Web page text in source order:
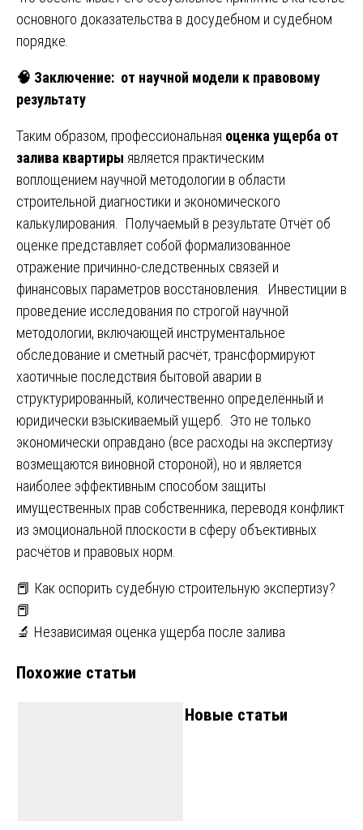
основного доказательства в досудебном и судебном
порядке.
🧠 Заключение: от научной модели к правовому
результату
Таким образом, профессиональная оценка ущерба от
залива квартиры является практическим
воплощением научной методологии в области
строительной диагностики и экономического
калькулирования. Получаемый в результате Отчёт об
оценке представляет собой формализованное
отражение причинно-следственных связей и
финансовых параметров восстановления. Инвестиции в
проведение исследования по строгой научной
методологии, включающей инструментальное
обследование и сметный расчёт, трансформируют
хаотичные последствия бытовой аварии в
структурированный, количественно определённый и
юридически взыскиваемый ущерб. Это не только
экономически оправдано (все расходы на экспертизу
возмещаются виновной стороной), но и является
наиболее эффективным способом защиты
имущественных прав собственника, переводя конфликт
из эмоциональной плоскости в сферу объективных
расчётов и правовых норм.
Навигация
по
📕 Как оспорить судебную строительную экспертизу?
📕
🔬 Независимая оценка ущерба после залива
Похожие статьи
Новые статьи